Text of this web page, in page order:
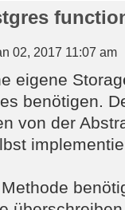
02, 2017 11:07 am
eigene
benötigen.
von der